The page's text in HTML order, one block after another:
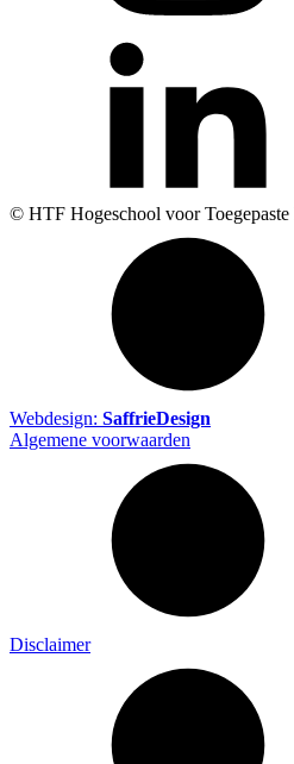
© HTF Hogeschool voor
Webdesign: SaffrieDesign
Algemene voorwaarden
Disclaimer